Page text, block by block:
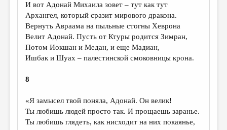
И вот Адонай Михаила зовет – тут как тут
Архангел, который сразит мирового дракона.
Вернуть Авраама на пыльные стогны Хеврона
Велит Адонай. Пусть от Ктуры родится Зимран,
Потом Иокшан и Медан, и еще Мадиан,
Ишбак и Шуах – палестинской смоковницы крона.
8
«Я замысел твой поняла, Адонай. Он велик!
Ты любишь людей просто так. И прощаешь заранье.
Ты любишь глядеть, как нисходит на них покаянье,